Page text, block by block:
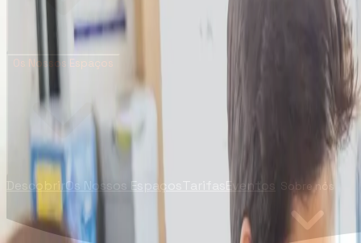
Os Nossos Espaços
DescobrirOs Nossos Espaços Eventos Sobre nós